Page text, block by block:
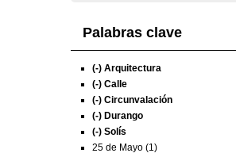
Palabras clave
(-) Arquitectura
(-) Calle
(-) Circunvalación
(-) Durango
(-) Solís
25 de Mayo (1)